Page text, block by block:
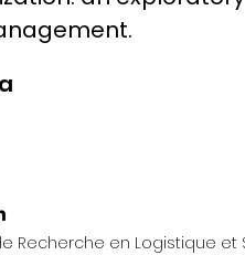
Recherche en Logistique et